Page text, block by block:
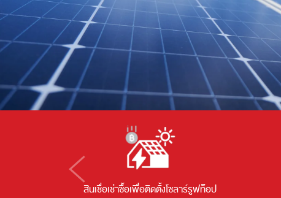
สินเชื่อเช่าซื้อเพื่อติดตั้งโซลาร์รูฟท็อป